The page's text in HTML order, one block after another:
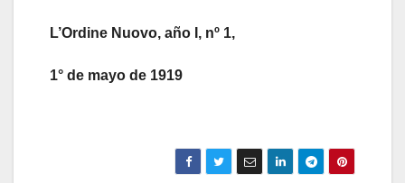
L’Ordine Nuovo, año I, nº 1,
1° de mayo de 1919